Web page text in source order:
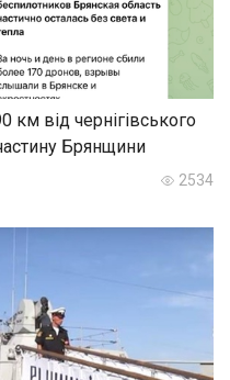
км від чернігівського
Брянщини
2534